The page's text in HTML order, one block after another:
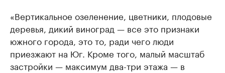
«Вертикальное озеленение, цветники, плодовые
деревья, дикий виноград — все это признаки
южного города, это то, ради чего люди
приезжают на Юг. Кроме того, малый масштаб
застройки — максимум два-три этажа — в